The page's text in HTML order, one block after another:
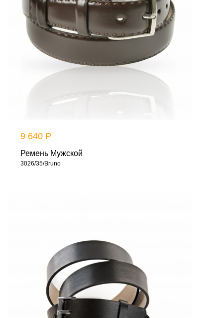
9 640 Р
Ремень Мужской
3026/35/Bruno